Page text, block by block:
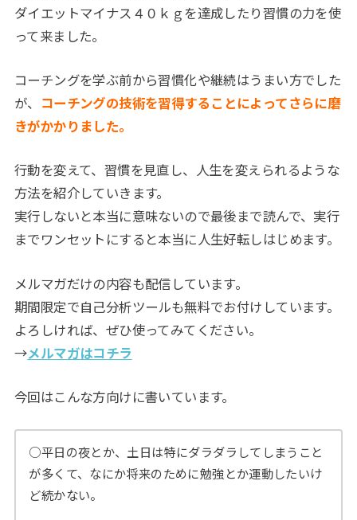
ダイエットマイナス４０ｋｇを達成したり習慣の力を使
って来ました。
コーチングを学ぶ前から習慣化や継続はうまい方でした
が、 コーチングの技術を習得することによってさらに磨
きがかかりました。
行動を変えて、習慣を見直し、人生を変えられるような
方法を紹介していきます。
実行しないと本当に意味ないので最後まで読んで、実行
までワンセットにすると本当に人生好転しはじめます。
メルマガだけの内容も配信しています。
期間限定で自己分析ツールも無料でお付けしています。
よろしければ、ぜひ使ってみてください。
→メルマガはコチラ
今回はこんな方向けに書いています。
○平日の夜とか、土日は特にダラダラしてしまうこと
が多くて、なにか将来のために勉強とか運動したいけ
ど続かない。